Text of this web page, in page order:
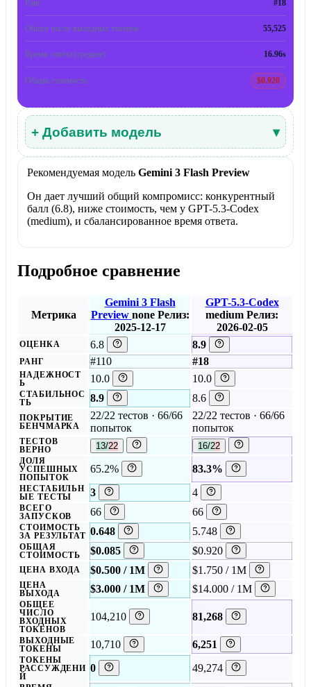
Ранг #18
Общее число выходных токенов 55,525
Время ответа (среднее) 16.96s
Общая стоимость $0.920
+ Добавить модель ▾
Рекомендуемая модель Gemini 3 Flash Preview
Он дает лучший общий компромисс: конкурентный
балл (6.8), ниже стоимость, чем у GPT-5.3-Codex
(medium), и сбалансированное время ответа.
Подробное сравнение
Метрика
Gemini 3 Flash
Preview none Релиз:
2025-12-17
GPT-5.3-Codex
medium Релиз:
2026-02-05
ОЦЕНКА 6.8 8.9
РАНГ #110 #18
НАДЕЖНОСТ
Ь
10.0 10.0
СТАБИЛЬНОС
ТЬ
8.9 8.6
ПОКРЫТИЕ
БЕНЧМАРКА
22/22 тестов · 66/66
попыток
22/22 тестов · 66/66
попыток
ТЕСТОВ
ВЕРНО
13/22 16/22
ДОЛЯ
УСПЕШНЫХ
ПОПЫТОК
65.2% 83.3%
НЕСТАБИЛЬН
ЫЕ ТЕСТЫ
3 4
ВСЕГО
ЗАПУСКОВ
66 66
СТОИМОСТЬ
ЗА РЕЗУЛЬТАТ 0.648 5.748
ОБЩАЯ
СТОИМОСТЬ
$0.085 $0.920
ЦЕНА ВХОДА $0.500 / 1M $1.750 / 1M
ЦЕНА
ВЫХОДА
$3.000 / 1M $14.000 / 1M
ОБЩЕЕ
ЧИСЛО
ВХОДНЫХ
ТОКЕНОВ
104,210 81,268
ВЫХОДНЫЕ
ТОКЕНЫ
10,710 6,251
ТОКЕНЫ
РАССУЖДЕНИ
Й
0 49,274